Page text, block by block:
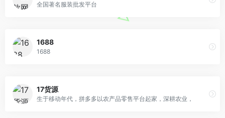
全国著名服装批发平台
1688
1688
17货源
生于移动年代，拼多多以农产品零售平台起家，深耕农业，